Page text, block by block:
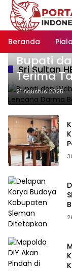
Langsung
konten
Beranda
Sri Sultan
Bupati
Terima
Lencana
21 Agustus 2025